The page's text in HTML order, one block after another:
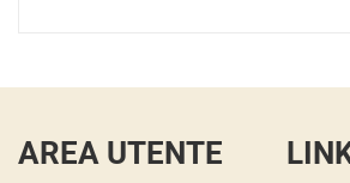
AREA UTENTE